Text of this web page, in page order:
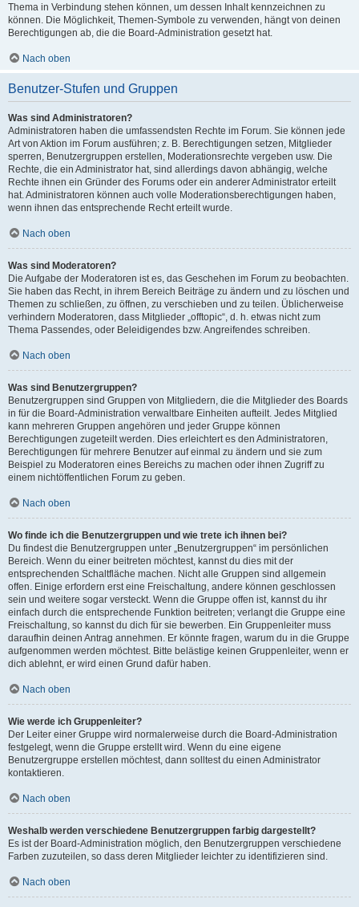
Thema in Verbindung stehen können, um dessen Inhalt kennzeichnen zu
können. Die Möglichkeit, Themen-Symbole zu verwenden, hängt von deinen
Berechtigungen ab, die die Board-Administration gesetzt hat.
Nach oben
Benutzer-Stufen und Gruppen
Was sind Administratoren?
Administratoren haben die umfassendsten Rechte im Forum. Sie können jede
Art von Aktion im Forum ausführen; z. B. Berechtigungen setzen, Mitglieder
sperren, Benutzergruppen erstellen, Moderationsrechte vergeben usw. Die
Rechte, die ein Administrator hat, sind allerdings davon abhängig, welche
Rechte ihnen ein Gründer des Forums oder ein anderer Administrator erteilt
hat. Administratoren können auch volle Moderationsberechtigungen haben,
wenn ihnen das entsprechende Recht erteilt wurde.
Nach oben
Was sind Moderatoren?
Die Aufgabe der Moderatoren ist es, das Geschehen im Forum zu beobachten.
Sie haben das Recht, in ihrem Bereich Beiträge zu ändern und zu löschen und
Themen zu schließen, zu öffnen, zu verschieben und zu teilen. Üblicherweise
verhindern Moderatoren, dass Mitglieder „offtopic“, d. h. etwas nicht zum
Thema Passendes, oder Beleidigendes bzw. Angreifendes schreiben.
Nach oben
Was sind Benutzergruppen?
Benutzergruppen sind Gruppen von Mitgliedern, die die Mitglieder des Boards
in für die Board-Administration verwaltbare Einheiten aufteilt. Jedes Mitglied
kann mehreren Gruppen angehören und jeder Gruppe können
Berechtigungen zugeteilt werden. Dies erleichtert es den Administratoren,
Berechtigungen für mehrere Benutzer auf einmal zu ändern und sie zum
Beispiel zu Moderatoren eines Bereichs zu machen oder ihnen Zugriff zu
einem nichtöffentlichen Forum zu geben.
Nach oben
Wo finde ich die Benutzergruppen und wie trete ich ihnen bei?
Du findest die Benutzergruppen unter „Benutzergruppen“ im persönlichen
Bereich. Wenn du einer beitreten möchtest, kannst du dies mit der
entsprechenden Schaltfläche machen. Nicht alle Gruppen sind allgemein
offen. Einige erfordern erst eine Freischaltung, andere können geschlossen
sein und weitere sogar versteckt. Wenn die Gruppe offen ist, kannst du ihr
einfach durch die entsprechende Funktion beitreten; verlangt die Gruppe eine
Freischaltung, so kannst du dich für sie bewerben. Ein Gruppenleiter muss
daraufhin deinen Antrag annehmen. Er könnte fragen, warum du in die Gruppe
aufgenommen werden möchtest. Bitte belästige keinen Gruppenleiter, wenn er
dich ablehnt, er wird einen Grund dafür haben.
Nach oben
Wie werde ich Gruppenleiter?
Der Leiter einer Gruppe wird normalerweise durch die Board-Administration
festgelegt, wenn die Gruppe erstellt wird. Wenn du eine eigene
Benutzergruppe erstellen möchtest, dann solltest du einen Administrator
kontaktieren.
Nach oben
Weshalb werden verschiedene Benutzergruppen farbig dargestellt?
Es ist der Board-Administration möglich, den Benutzergruppen verschiedene
Farben zuzuteilen, so dass deren Mitglieder leichter zu identifizieren sind.
Nach oben